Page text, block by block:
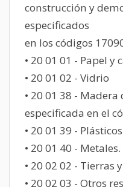
construcción y
especificados
en los códigos
• 20 01 01 - Papel y
• 20 01 02 - Vidrio
• 20 01 38 -
especificada en el
• 20 01 39 -
• 20 01 40 - Metales.
• 20 02 02 - Tierras
• 20 02 03 - Otros